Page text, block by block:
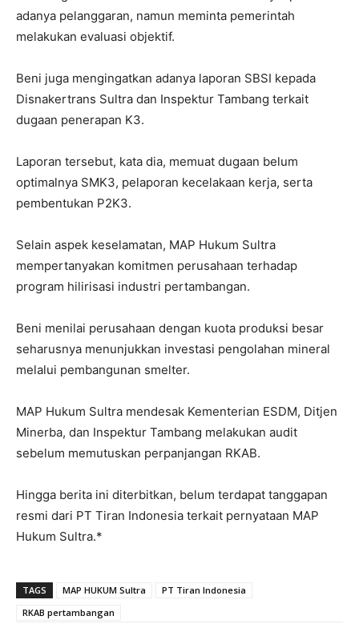
adanya pelanggaran, namun meminta pemerintah
melakukan evaluasi objektif.
Beni juga mengingatkan adanya laporan SBSI kepada
Disnakertrans Sultra dan Inspektur Tambang terkait
dugaan penerapan K3.
Laporan tersebut, kata dia, memuat dugaan belum
optimalnya SMK3, pelaporan kecelakaan kerja, serta
pembentukan P2K3.
Selain aspek keselamatan, MAP Hukum Sultra
mempertanyakan komitmen perusahaan terhadap
program hilirisasi industri pertambangan.
Beni menilai perusahaan dengan kuota produksi besar
seharusnya menunjukkan investasi pengolahan mineral
melalui pembangunan smelter.
MAP Hukum Sultra mendesak Kementerian ESDM, Ditjen
Minerba, dan Inspektur Tambang melakukan audit
sebelum memutuskan perpanjangan RKAB.
Hingga berita ini diterbitkan, belum terdapat tanggapan
resmi dari PT Tiran Indonesia terkait pernyataan MAP
Hukum Sultra.*
TAGS MAP HUKUM Sultra
PT Tiran Indonesia
RKAB pertambangan